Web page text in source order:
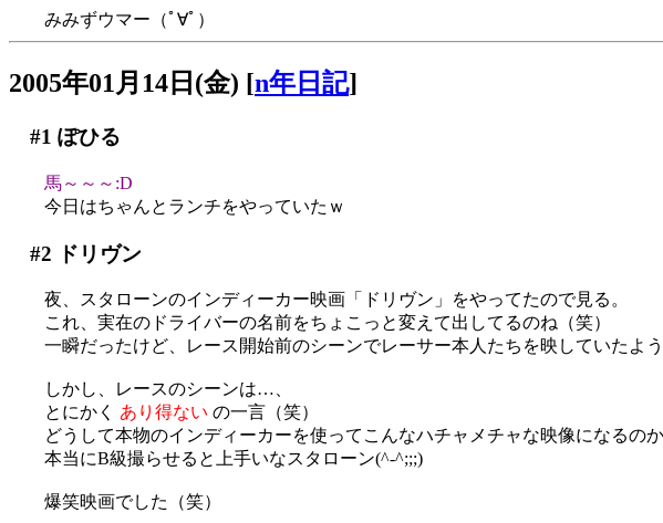
みみずウマー（ﾟ∀ﾟ）
2005年01月14日(金) [n年日記]
#1 ぽひる
馬～～～:D
今日はちゃんとランチをやっていたｗ
#2 ドリヴン
夜、スタローンのインディーカー映画「ドリヴン」をやってたので見る。
これ、実在のドライバーの名前をちょこっと変えて出してるのね（笑）
一瞬だったけど、レース開始前のシーンでレーサー本人たちを映していたよ
しかし、レースのシーンは…、
とにかく あり得ない の一言（笑）
どうして本物のインディーカーを使ってこんなハチャメチャな映像になるのか
本当にB級撮らせると上手いなスタローン(^-^;;;)
爆笑映画でした（笑）